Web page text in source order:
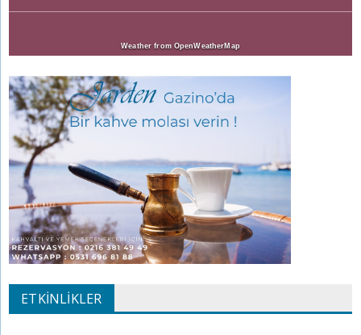
Weather from OpenWeatherMap
ETKINLIKLER